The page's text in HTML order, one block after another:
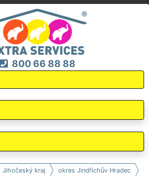
800 66 88 88
Jihočeský kraj okres Jindřichův Hradec